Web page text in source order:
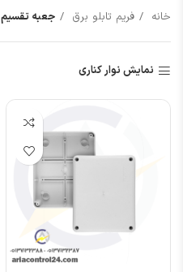
خانه فریم تابلو برق جعبه تقسیم
نمایش نوار کناری